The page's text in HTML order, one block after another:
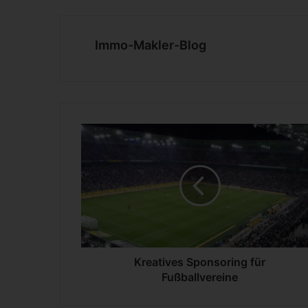
Immo-Makler-Blog
K
v
s
Kreatives Sponsoring für
Fußballvereine